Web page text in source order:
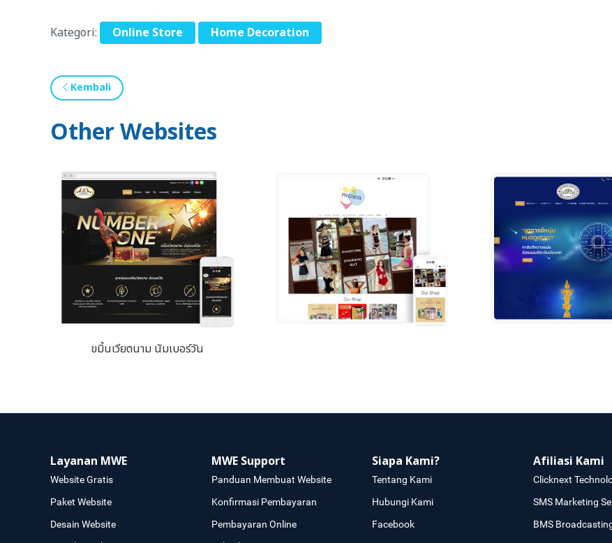
Kategori: Online Store Home Decoration
Kembali
Other Websites
ขมิ้นเวียตนาม นัมเบอร์วัน
Layanan MWE
Website Gratis
Paket Website
Desain Website
MWE Support
Panduan Membuat Website
Konfirmasi Pembayaran
Pembayaran Online
Siapa Kami?
Tentang Kami
Hubungi Kami
Facebook
Afiliasi Kami
Clicknext
SMS Marketing
BMS